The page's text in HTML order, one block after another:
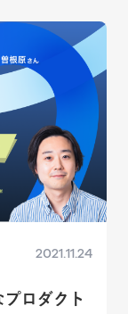
2021.11.24
ロダクト